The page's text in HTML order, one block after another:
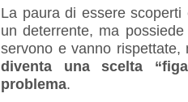
La paura di essere
un deterrente, ma
servono e vanno
diventa una scelta
problema.